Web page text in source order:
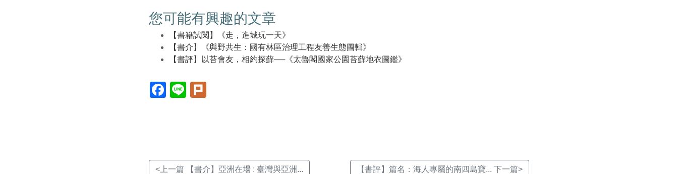
您可能有興趣的文章
【書籍試閱】《走，進城玩一天》
【書介】《與野共生：國有林區治理工程友善生態圖輯》
【書評】以苔會友，相約探蘚──《太魯閣國家公園苔蘚地衣圖鑑》
Facebook(另
開
Line(另
開
<上一篇 【書介】亞洲在場 : 臺灣與亞洲... 【書評】篇名：海人專屬的南四島寶... 下一篇>